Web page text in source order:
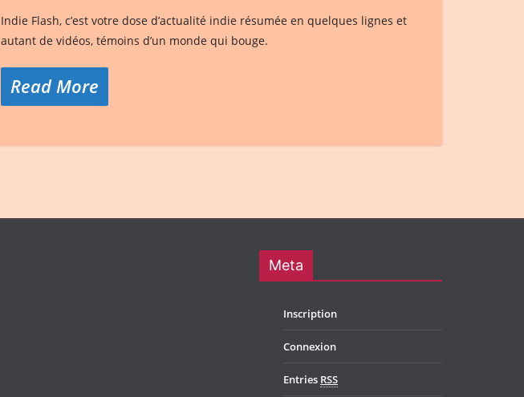
Indie Flash, c’est votre dose d’actualité indie résumée en quelques lignes et
autant de vidéos, témoins d’un monde qui bouge.
Read More
Meta
Inscription
Connexion
Entries RSS